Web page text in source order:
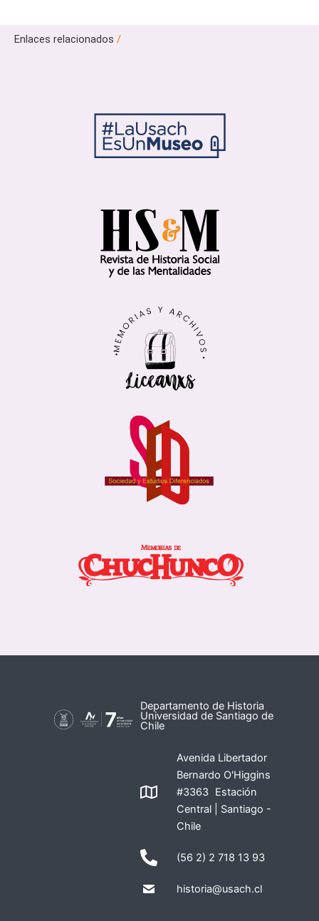
Enlaces relacionados /
Departamento de Historia
Universidad de Santiago de
Chile
Avenida Libertador
Bernardo O'Higgins
#3363 Estación
Central | Santiago -
Chile
(56 2) 2 718 13 93
historia@usach.cl